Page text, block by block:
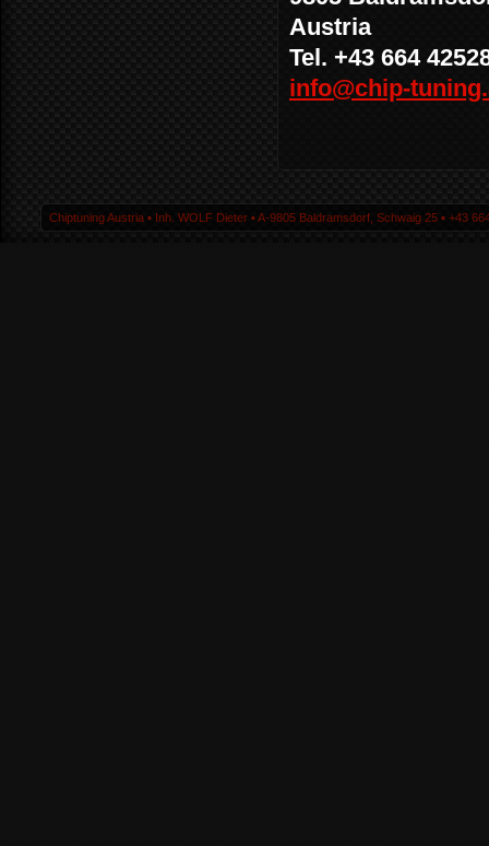
Austria
Tel. +43 664
info@chip-
Chiptuning Austria ▪ Inh. WOLF Dieter ▪ A-9805 Baldramsdorf, Schwaig 25 ▪ +43